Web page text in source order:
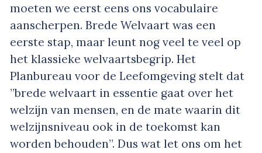
moeten we eerst eens ons vocabulaire
aanscherpen. Brede Welvaart was een
eerste stap, maar leunt nog veel te veel op
het klassieke welvaartsbegrip. Het
Planbureau voor de Leefomgeving stelt dat
”brede welvaart in essentie gaat over het
welzijn van mensen, en de mate waarin dit
welzijnsniveau ook in de toekomst kan
worden behouden”. Dus wat let ons om het